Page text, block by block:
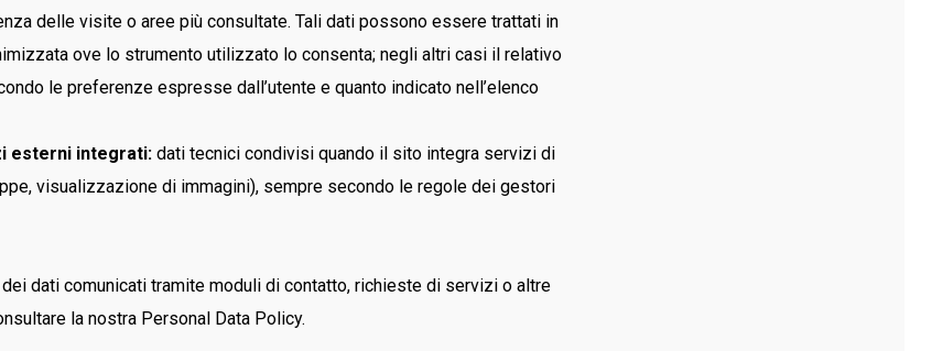
delle visite o aree più consultate. Tali dati possono essere trattati in
ove lo strumento utilizzato lo consenta; negli altri casi il relativo
le preferenze espresse dall’utente e quanto indicato nell’elenco
esterni integrati:dati tecnici condivisi quando il sito integra servizi di
visualizzazione di immagini), sempre secondo le regole dei gestori
dati comunicati tramite moduli di contatto, richieste di servizi o altre
la nostra Personal Data Policy.